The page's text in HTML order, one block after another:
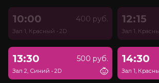
10:00 400 руб.
Зал 1, Красный • 2D
12:15
Зал 1,
13:30 500 руб.
Зал 2, Синий • 2D
14:30
Зал 1,